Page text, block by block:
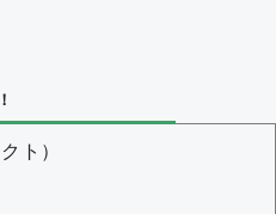
ト）